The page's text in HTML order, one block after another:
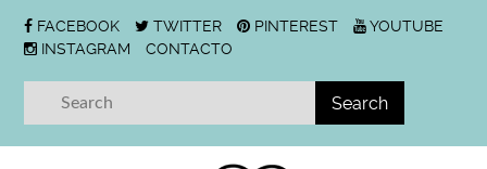
FACEBOOK TWITTER PINTEREST
YOUTUBE
INSTAGRAM
CONTACTO